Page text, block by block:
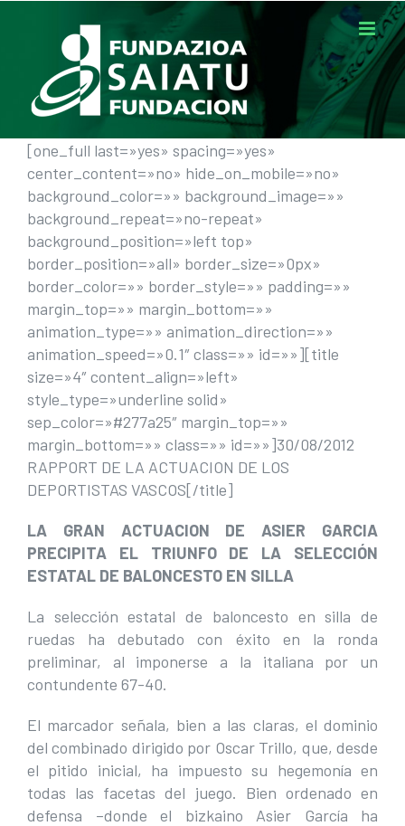
contenido
[one_full last=»yes» spacing=»yes»
center_content=»no» hide_on_mobile=»no»
background_color=»» background_image=»»
background_repeat=»no-repeat»
background_position=»left top»
border_position=»all» border_size=»0px»
border_color=»» border_style=»» padding=»»
margin_top=»» margin_bottom=»»
animation_type=»» animation_direction=»»
animation_speed=»0.1″ class=»» id=»»][title
size=»4″ content_align=»left»
style_type=»underline solid»
sep_color=»#277a25″ margin_top=»»
margin_bottom=»» class=»» id=»»]30/08/2012
RAPPORT DE LA ACTUACION DE LOS
DEPORTISTAS VASCOS[/title]
LA GRAN ACTUACION DE ASIER GARCIA
PRECIPITA EL TRIUNFO DE LA SELECCIÓN
ESTATAL DE BALONCESTO EN SILLA
La selección estatal de baloncesto en silla de
ruedas ha debutado con éxito en la ronda
preliminar, al imponerse a la italiana por un
contundente 67-40.
El marcador señala, bien a las claras, el dominio
del combinado dirigido por Oscar Trillo, que, desde
el pitido inicial, ha impuesto su hegemonía en
todas las facetas del juego. Bien ordenado en
defensa –donde el bizkaino Asier García ha